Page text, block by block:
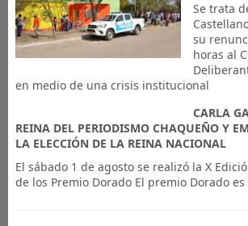
Se trata
su
horas al
en medio de una crisis institucional
CARLA
REINA DEL PERIODISMO CHAQUEÑO Y
LA ELECCIÓN DE LA REINA NACIONAL
El sábado 1 de agosto se realizó la X
de los Premio Dorado El premio Dorado